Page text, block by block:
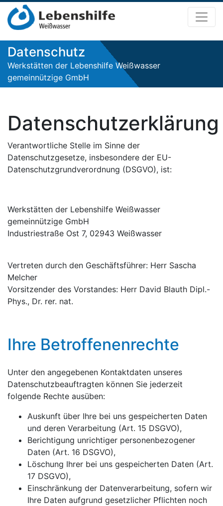
Datenschutz
Werkstätten der Lebenshilfe Weißwasser
gemeinnützige GmbH
Datenschutzerklärung
Verantwortliche Stelle im Sinne der
Datenschutzgesetze, insbesondere der EU-
Datenschutzgrundverordnung (DSGVO), ist:
Werkstätten der Lebenshilfe Weißwasser
gemeinnützige GmbH
Industriestraße Ost 7, 02943 Weißwasser
Vertreten durch den Geschäftsführer: Herr Sascha
Melcher
Vorsitzender des Vorstandes: Herr David Blauth Dipl.-
Phys., Dr. rer. nat.
Ihre Betroffenenrechte
Unter den angegebenen Kontaktdaten unseres
Datenschutzbeauftragten können Sie jederzeit
folgende Rechte ausüben:
Auskunft über Ihre bei uns gespeicherten Daten
und deren Verarbeitung (Art. 15 DSGVO),
Berichtigung unrichtiger personenbezogener
Daten (Art. 16 DSGVO),
Löschung Ihrer bei uns gespeicherten Daten (Art.
17 DSGVO),
Einschränkung der Datenverarbeitung, sofern wir
Ihre Daten aufgrund gesetzlicher Pflichten noch